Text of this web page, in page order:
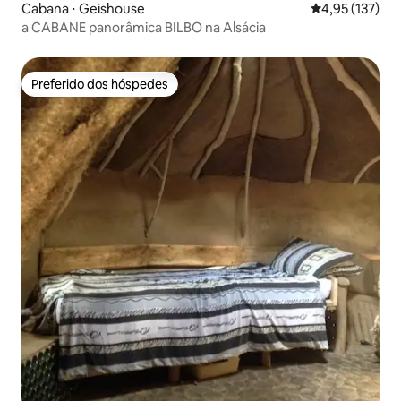
Cabana ⋅ Geishouse 4,95 de uma
4,95 (137)
a CABANE panorâmica BILBO na Alsácia
Preferido dos hóspedes
Preferido dos hóspedes